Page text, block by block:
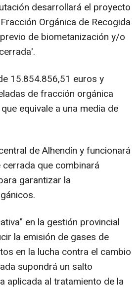
desarrollará el proyecto
Orgánica de Recogida
de biometanización y/o
15.854.856,51 euros y
de fracción orgánica
equivale a una media de
de Alhendín y funcionará
que combinará
garantizar la
en la gestión provincial
la emisión de gases de
en la lucha contra el cambio
supondrá un salto
aplicada al tratamiento de la